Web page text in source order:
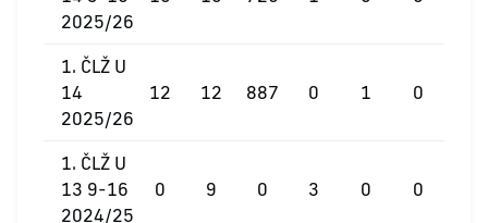
2025/26
1. ČLŽ U
14
2025/26
12 12 887 0 1 0
1. ČLŽ U
13 9-16
2024/25
0 9 0 3 0 0